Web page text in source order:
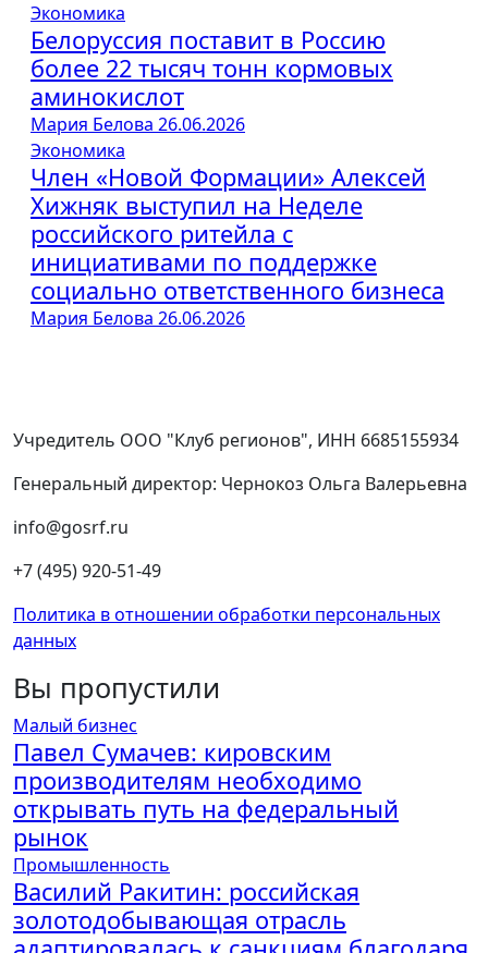
Экономика
Белоруссия поставит в Россию
более 22 тысяч тонн кормовых
аминокислот
Мария Белова 26.06.2026
Экономика
Член «Новой Формации» Алексей
Хижняк выступил на Неделе
российского ритейла с
инициативами по поддержке
социально ответственного бизнеса
Мария Белова 26.06.2026
Учредитель ООО "Клуб регионов", ИНН 6685155934
Генеральный директор: Чернокоз Ольга Валерьевна
info@gosrf.ru
+7 (495) 920-51-49
Политика в отношении обработки персональных
данных
Вы пропустили
Малый бизнес
Павел Сумачев: кировским
производителям необходимо
открывать путь на федеральный
рынок
Промышленность
Василий Ракитин: российская
золотодобывающая отрасль